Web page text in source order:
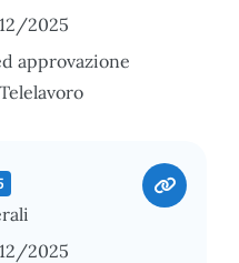
2025
approvazione
2025